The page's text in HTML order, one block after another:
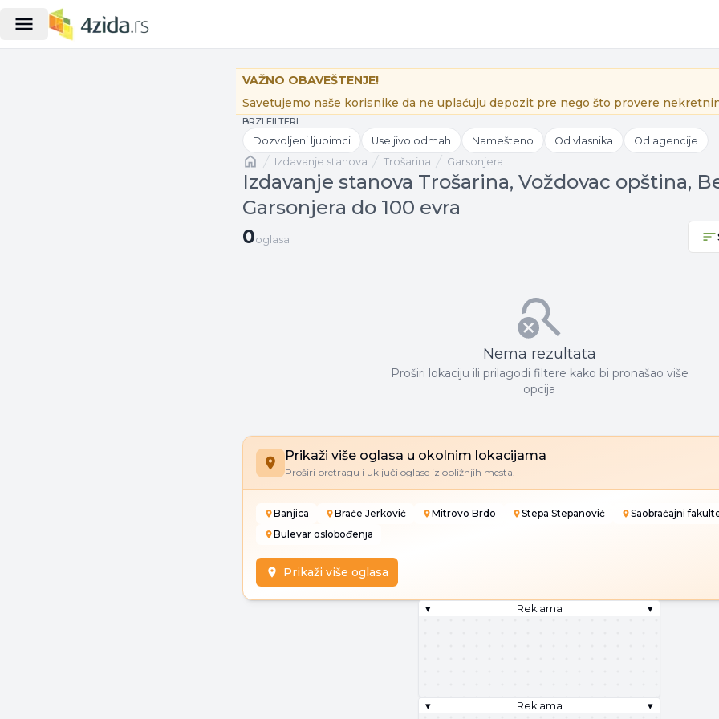
VAŽNO OBAVEŠTENJE!
Savetujemo naše korisnike da ne uplaćuju depozit pre nego što provere
BRZI FILTERI
Dozvoljeni ljubimci Useljivo odmah Namešteno Od vlasnika Od agencije
Naslovnaizdavanje stanova Trošarina Garsonjera
Izdavanje stanova Trošarina, Voždovac opština,
Garsonjera do 100 evra
0 oglasa
0oglasa
Nema rezultata
Proširi lokaciju ili prilagodi filtere kako bi pronašao više
opcija
Prikaži više oglasa u okolnim lokacijama
Proširi pretragu i uključi oglase iz obližnjih mesta.
Banjica Braće Jerković Mitrovo Brdo Stepa Stepanović
Saobraćajni
Bulevar oslobođenja
Prikaži više oglasa
▾ Reklama ▾
▾ Reklama ▾